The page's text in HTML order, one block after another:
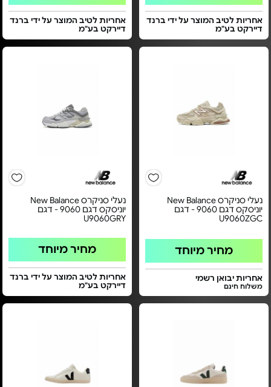
אחריות לטיב המוצר על ידי ברנד
דיירקט בע"מ
אחריות לטיב המוצר על ידי ברנד
דיירקט בע"מ
נעלי סניקרס New Balance
יוניסקס דגם 9060 - דגם
U9060ZGC
מחיר מיוחד
אחריות יבואן רשמי
משלוח חינם
נעלי סניקרס New Balance
יוניסקס דגם 9060 - דגם
U9060GRY
מחיר מיוחד
אחריות לטיב המוצר על ידי ברנד
דיירקט בע"מ